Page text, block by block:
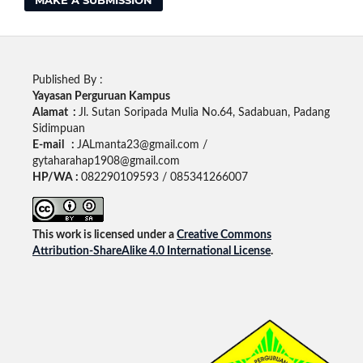
Published By :
Yayasan Perguruan Kampus
Alamat : Jl. Sutan Soripada Mulia No.64, Sadabuan, Padang
Sidimpuan
E-mail : JALmanta23@gmail.com /
gytaharahap1908@gmail.com
HP/WA : 082290109593 / 085341266007
This work is licensed under a Creative Commons
Attribution-ShareAlike 4.0 International License.